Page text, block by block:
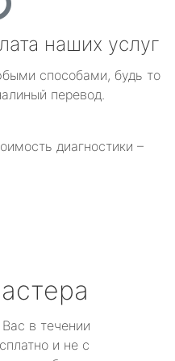
наших услуг
способами, будь то
перевод.
диагностики –
в течении
и не с